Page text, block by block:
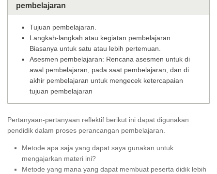
pembelajaran
Tujuan pembelajaran.
Langkah-langkah atau kegiatan pembelajaran.
Biasanya untuk satu atau lebih pertemuan.
Asesmen pembelajaran: Rencana asesmen untuk di
awal pembelajaran, pada saat pembelajaran, dan di
akhir pembelajaran untuk mengecek ketercapaian
tujuan pembelajaran
Pertanyaan-pertanyaan reflektif berikut ini dapat digunakan
pendidik dalam proses perancangan pembelajaran.
Metode apa saja yang dapat saya gunakan untuk
mengajarkan materi ini?
Metode yang mana yang dapat membuat peserta didik lebih